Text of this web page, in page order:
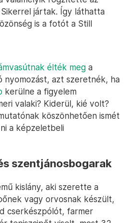
jártak. Így láthatta
is a fotót a Still
élték meg a
nyomozást, azt szeretnék, ha
kerülne a figyelem
valaki? Kiderül, kié volt?
köszönhetően ismét
a képzeletbeli
szentjánosbogarak
kislány, aki szerette a
vagy orvosnak készült,
cserkészpólót, farmer